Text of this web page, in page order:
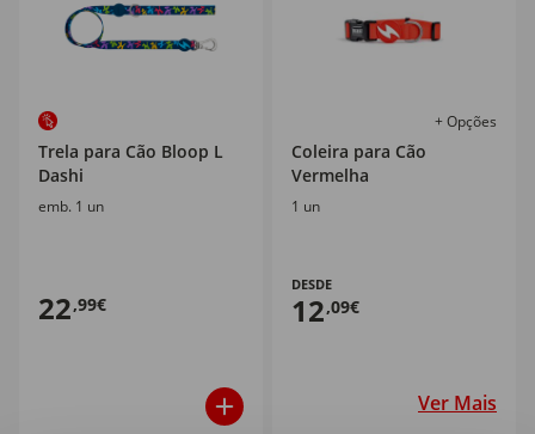
Trela para Cão Bloop L
Dashi
emb. 1 un
22,99€
+ Opções
Coleira para Cão
Vermelha
1 un
DESDE
12,09€
Ver Mais